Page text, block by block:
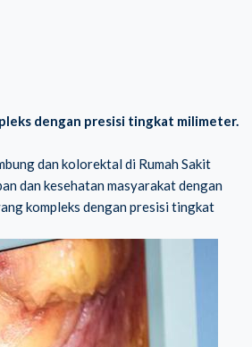
dengan presisi tingkat milimeter.
dan kolorektal di Rumah Sakit
dan kesehatan masyarakat dengan
kompleks dengan presisi tingkat